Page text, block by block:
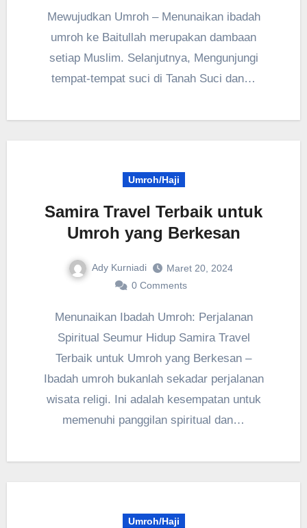
Mewujudkan Umroh – Menunaikan ibadah
umroh ke Baitullah merupakan dambaan
setiap Muslim. Selanjutnya, Mengunjungi
tempat-tempat suci di Tanah Suci dan…
Umroh/Haji
Samira Travel Terbaik untuk
Umroh yang Berkesan
Ady Kurniadi
Maret 20, 2024
0 Comments
Menunaikan Ibadah Umroh: Perjalanan
Spiritual Seumur Hidup Samira Travel
Terbaik untuk Umroh yang Berkesan –
Ibadah umroh bukanlah sekadar perjalanan
wisata religi. Ini adalah kesempatan untuk
memenuhi panggilan spiritual dan…
Umroh/Haji